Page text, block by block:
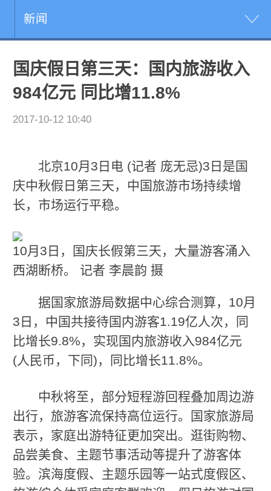
新闻
国庆假日第三天：国内旅游收入
984亿元 同比增11.8%
2017-10-12 10:40
北京10月3日电 (记者 庞无忌)3日是国
庆中秋假日第三天，中国旅游市场持续增
长，市场运行平稳。
10月3日，国庆长假第三天，大量游客涌入
西湖断桥。 记者 李晨韵 摄
据国家旅游局数据中心综合测算，10月
3日，中国共接待国内游客1.19亿人次，同
比增长9.8%，实现国内旅游收入984亿元
(人民币，下同)，同比增长11.8%。
中秋将至，部分短程游回程叠加周边游
出行，旅游客流保持高位运行。国家旅游局
表示，家庭出游特征更加突出。逛街购物、
品尝美食、主题节事活动等提升了游客体
验。滨海度假、主题乐园等一站式度假区、